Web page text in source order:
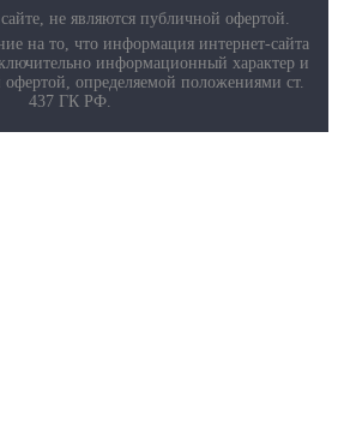
не являются публичной офертой.
на то, что информация интернет-сайта
информационный характер и
офертой, определяемой положениями ст.
437 ГК РФ.